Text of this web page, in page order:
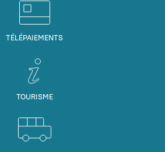
TÉLÉPAIEMENTS
TOURISME